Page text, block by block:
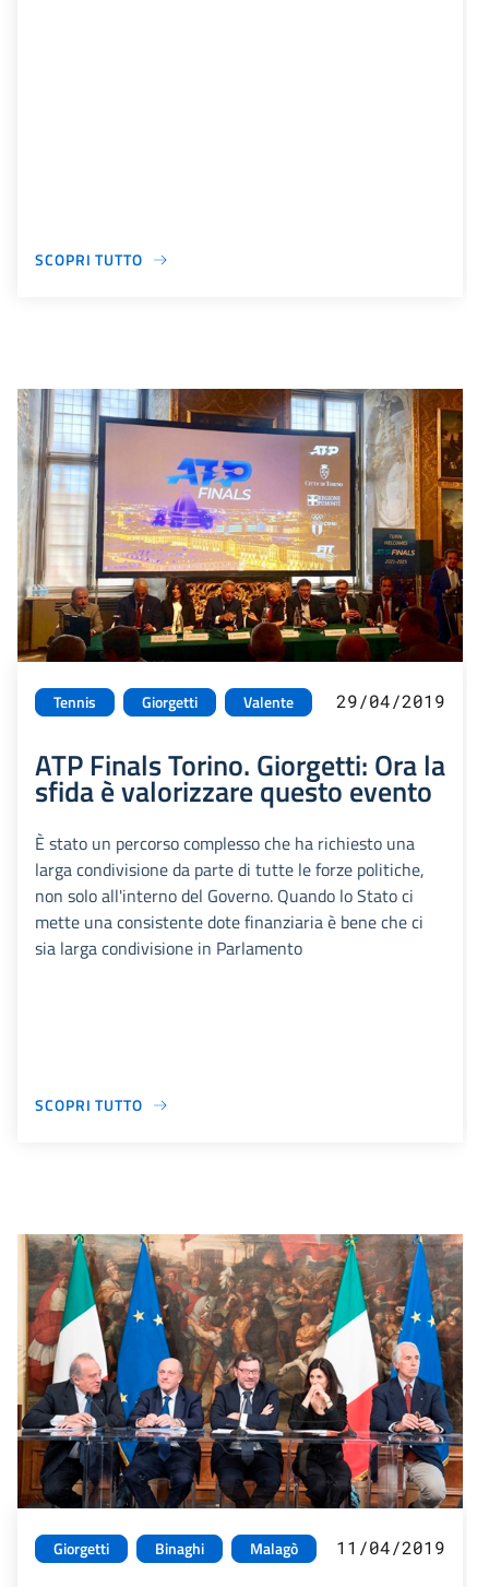
SCOPRI TUTTO
Tennis Giorgetti Valente 29/04/2019
ATP Finals Torino. Giorgetti: Ora la
sfida è valorizzare questo evento
È stato un percorso complesso che ha richiesto una
larga condivisione da parte di tutte le forze politiche,
non solo all'interno del Governo. Quando lo Stato ci
mette una consistente dote finanziaria è bene che ci
sia larga condivisione in Parlamento
SCOPRI TUTTO
Giorgetti Binaghi Malagò 11/04/2019